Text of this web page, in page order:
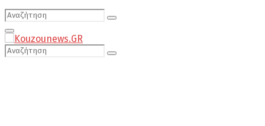
Search
for:
Search
Primary
Menu
Search
for:
Search